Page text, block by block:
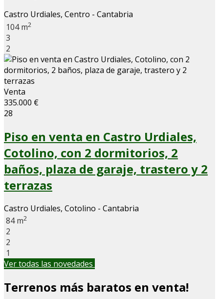
Castro Urdiales, Centro - Cantabria
104 m2
3
2
Venta
335.000 €
28
Piso en venta en Castro Urdiales,
Cotolino, con 2 dormitorios, 2
baños, plaza de garaje, trastero y 2
terrazas
Castro Urdiales, Cotolino - Cantabria
84 m2
2
2
1
Ver todas las novedades
Terrenos más baratos en venta!